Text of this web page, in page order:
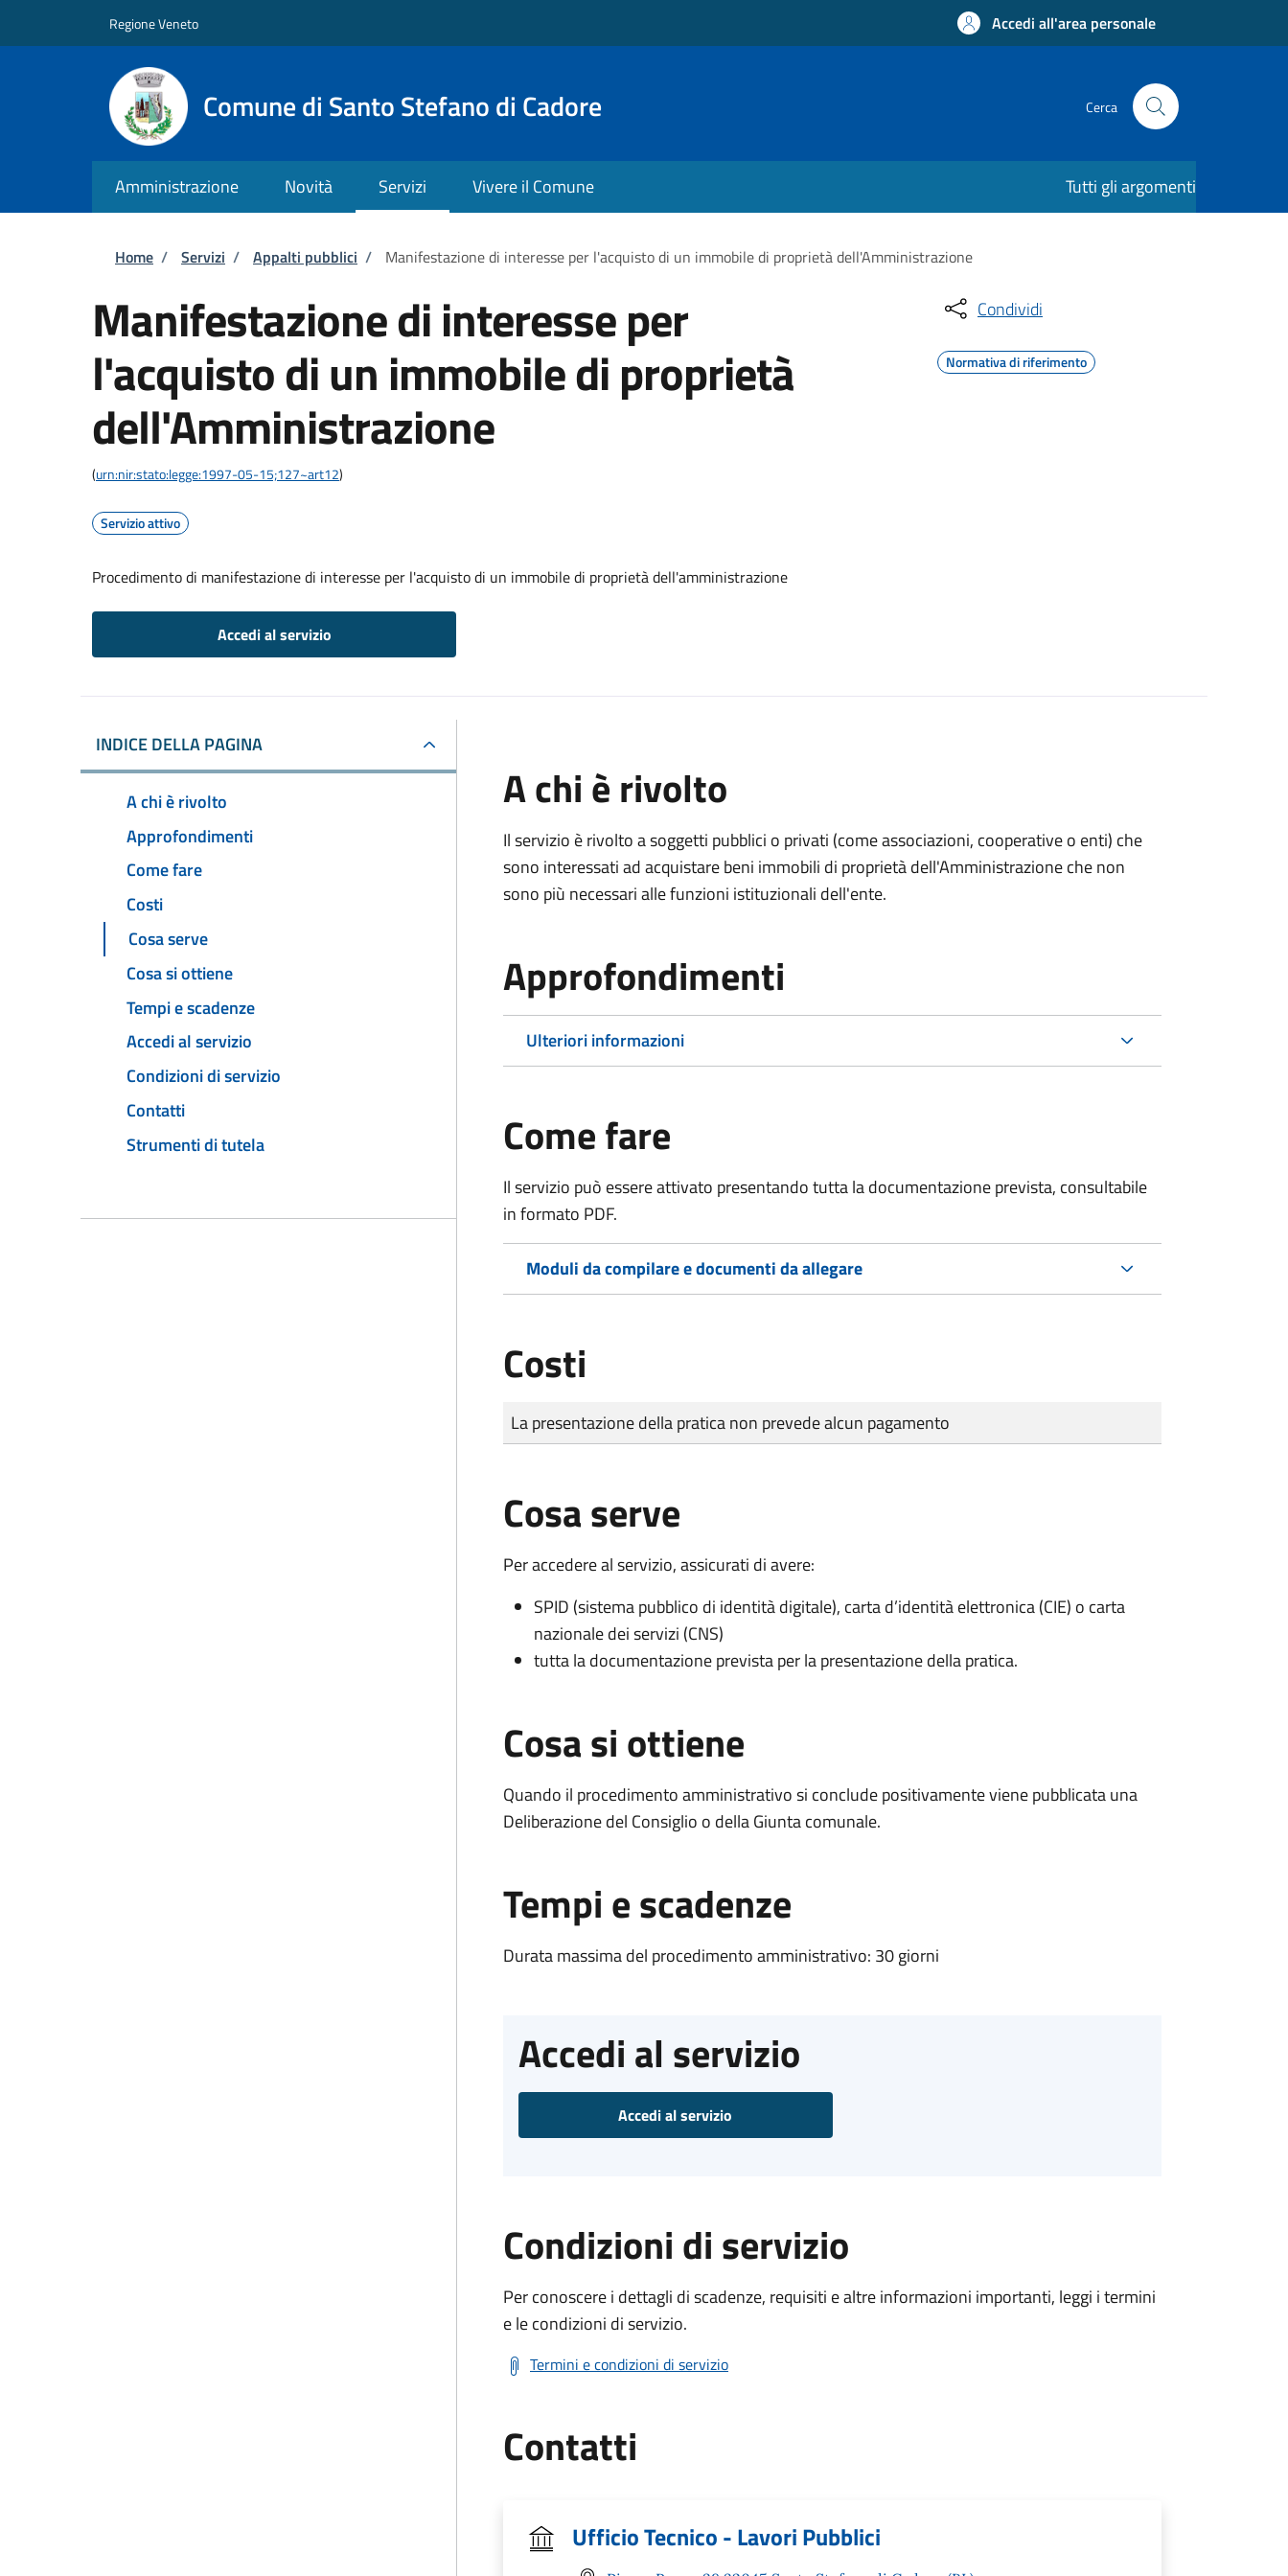
Regione Veneto Accedi all'area personale
Comune di Santo Stefano di Cadore Cerca
Amministrazione Novità Servizi Vivere il Comune Tutti gli argomenti
Briciole di pane
Home / Servizi / Appalti pubblici / Manifestazione di interesse per l'acquisto di un immobile di proprietà dell'Amministrazione
Manifestazione di interesse per
l'acquisto di un immobile di proprietà
dell'Amministrazione
(urn:nir:stato:legge:1997-05-15;127~art12)
Servizio attivo
Procedimento di manifestazione di interesse per l'acquisto di un immobile di proprietà dell'amministrazione
Accedi al servizio
Condividi
Normativa di riferimento
INDICE DELLA PAGINA
A chi è rivolto
Approfondimenti
Come fare
Costi
Cosa serve
Cosa si ottiene
Tempi e scadenze
Accedi al servizio
Condizioni di servizio
Contatti
Strumenti di tutela
A chi è rivolto
Il servizio è rivolto a soggetti pubblici o privati (come associazioni, cooperative o enti) che
sono interessati ad acquistare beni immobili di proprietà dell'Amministrazione che non
sono più necessari alle funzioni istituzionali dell'ente.
Approfondimenti
Ulteriori informazioni
Come fare
Il servizio può essere attivato presentando tutta la documentazione prevista, consultabile
in formato PDF.
Moduli da compilare e documenti da allegare
Costi
Tipo di pagamento
Importo
La presentazione della pratica non prevede alcun pagamento
Cosa serve
Per accedere al servizio, assicurati di avere:
SPID (sistema pubblico di identità digitale), carta d’identità elettronica (CIE) o carta
nazionale dei servizi (CNS)
tutta la documentazione prevista per la presentazione della pratica.
Cosa si ottiene
Quando il procedimento amministrativo si conclude positivamente viene pubblicata una
Deliberazione del Consiglio o della Giunta comunale.
Tempi e scadenze
Durata massima del procedimento amministrativo: 30 giorni
Accedi al servizio
Accedi al servizio
Condizioni di servizio
Per conoscere i dettagli di scadenze, requisiti e altre informazioni importanti, leggi i termini
e le condizioni di servizio.
Termini e condizioni di servizio
Contatti
Ufficio Tecnico - Lavori Pubblici